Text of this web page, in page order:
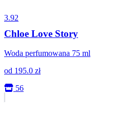
3.92
Chloe Love Story
Woda perfumowana 75 ml
od 195.0 zł
56